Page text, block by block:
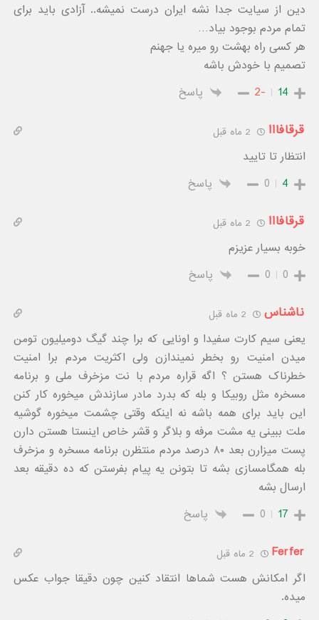
دین از سیایت جدا نشه ایران درست نمیشه.. آزادی باید برای
تمام مردم بوجود بیاد…
هر کسی راه بهشت رو میره یا جهنم
تصمیم با خودش باشه
14
-2 پاسخ
قرقافااا
انتظار تا تایید
4
0 پاسخ
قرقافااا
خوبه بسیار عزیزم
0
0 پاسخ
ناشناس
یعنی سیم کارت سفیدا و اونایی که برا چند گیگ دومیلیون تومن
میدن امنیت رو بخطر نمیندازن ولی اکثریت مردم برا امنیت
خطرناک هستن ؟ اگه قراره مردم با نت مزخرف ملی و برنامه
مسخره مثل روبیکا و بله که بدرد مادر سازندش میخوره کار کنن
این باید برای همه باشه نه اینکه وقتی چشمت میخوره گوشیه
ملت ببینی یه مشت مرفه و بلاگر و قشر خاص اینستا هستن دارن
پست میزارن بعد ۸۰ درصد مردم منتظرن برنامه مسخره و مزخرف
بله همگامسازی بشه تا بتونن یه پیام بفرستن که ده دقیقه بعد
ارسال بشه
17
0 پاسخ
Ferfer
اگر امکانش هست شماها انتقاد کنین چون دقیقا جواب عکس
میده.